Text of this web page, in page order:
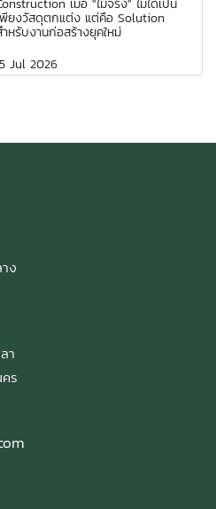
เมื่อ "ไม้จริง" ไม่ได้เป็น
พียงวัสดุตกแต่ง แต่คือ Solution
หรับงานก่อสร้างยุคใหม่
Jul 2026
ง
า
ร